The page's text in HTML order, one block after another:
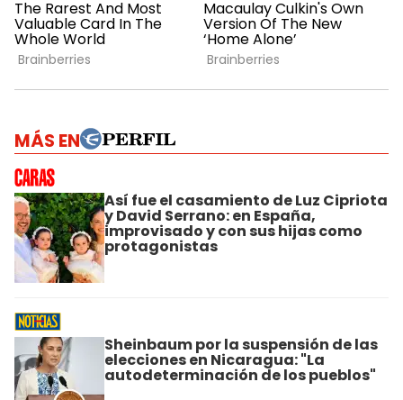
MÁS EN
Así fue el casamiento de Luz Cipriota
y David Serrano: en España,
improvisado y con sus hijas como
protagonistas
Sheinbaum por la suspensión de las
elecciones en Nicaragua: "La
autodeterminación de los pueblos"